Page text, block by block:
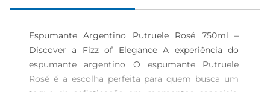
Espumante Argentino Putruele Rosé 750ml –
Discover a Fizz of Elegance A experiência do
espumante argentino O espumante Putruele
Rosé é a escolha perfeita para quem busca um